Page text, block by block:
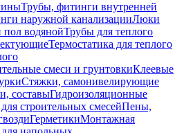
Трубы, фитинги внутренней
наружной канализацииЛюки
водянойТрубы для теплого
Термостатика для теплого
смеси и грунтовкиКлеевые
Стяжки, самонивелирующие
составыГидроизоляционные
строительных смесейПены,
ГерметикиМонтажная